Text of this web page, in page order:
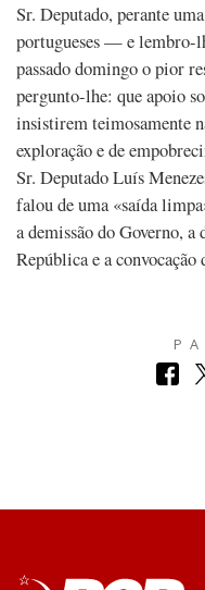
Sr. Deputado, perante
portugueses — e lembro-
passado domingo o pior
pergunto-lhe: que apoio
insistirem teimosamente
exploração e de
Sr. Deputado Luís
falou de uma «saída
a demissão do Governo,
República e a convocação